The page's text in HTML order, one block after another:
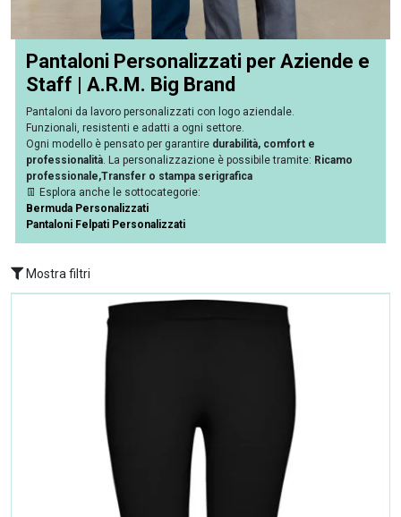
Pantaloni Personalizzati per Aziende e
Staff | A.R.M. Big Brand
Pantaloni da lavoro personalizzati con logo aziendale.
Funzionali, resistenti e adatti a ogni settore.
Ogni modello è pensato per garantire durabilità, comfort e
professionalità . La personalizzazione è possibile tramite: Ricamo
professionale,Transfer o stampa serigrafica
👖 Esplora anche le sottocategorie:
Bermuda Personalizzati
Pantaloni Felpati Personalizzati
Mostra filtri